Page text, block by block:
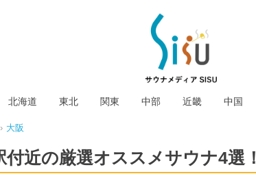
北海道 東北 関東 中部 近畿 中国
› 大阪
付近の厳選オススメサウナ4選！